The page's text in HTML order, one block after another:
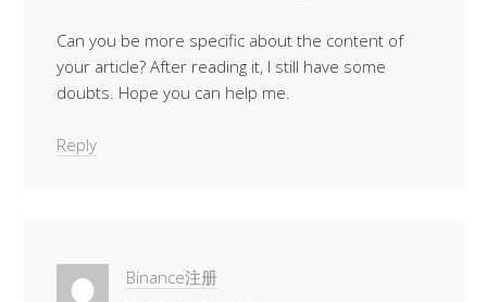
Can you be more specific about the content of
your article? After reading it, I still have some
doubts. Hope you can help me.
Reply
Binance注册